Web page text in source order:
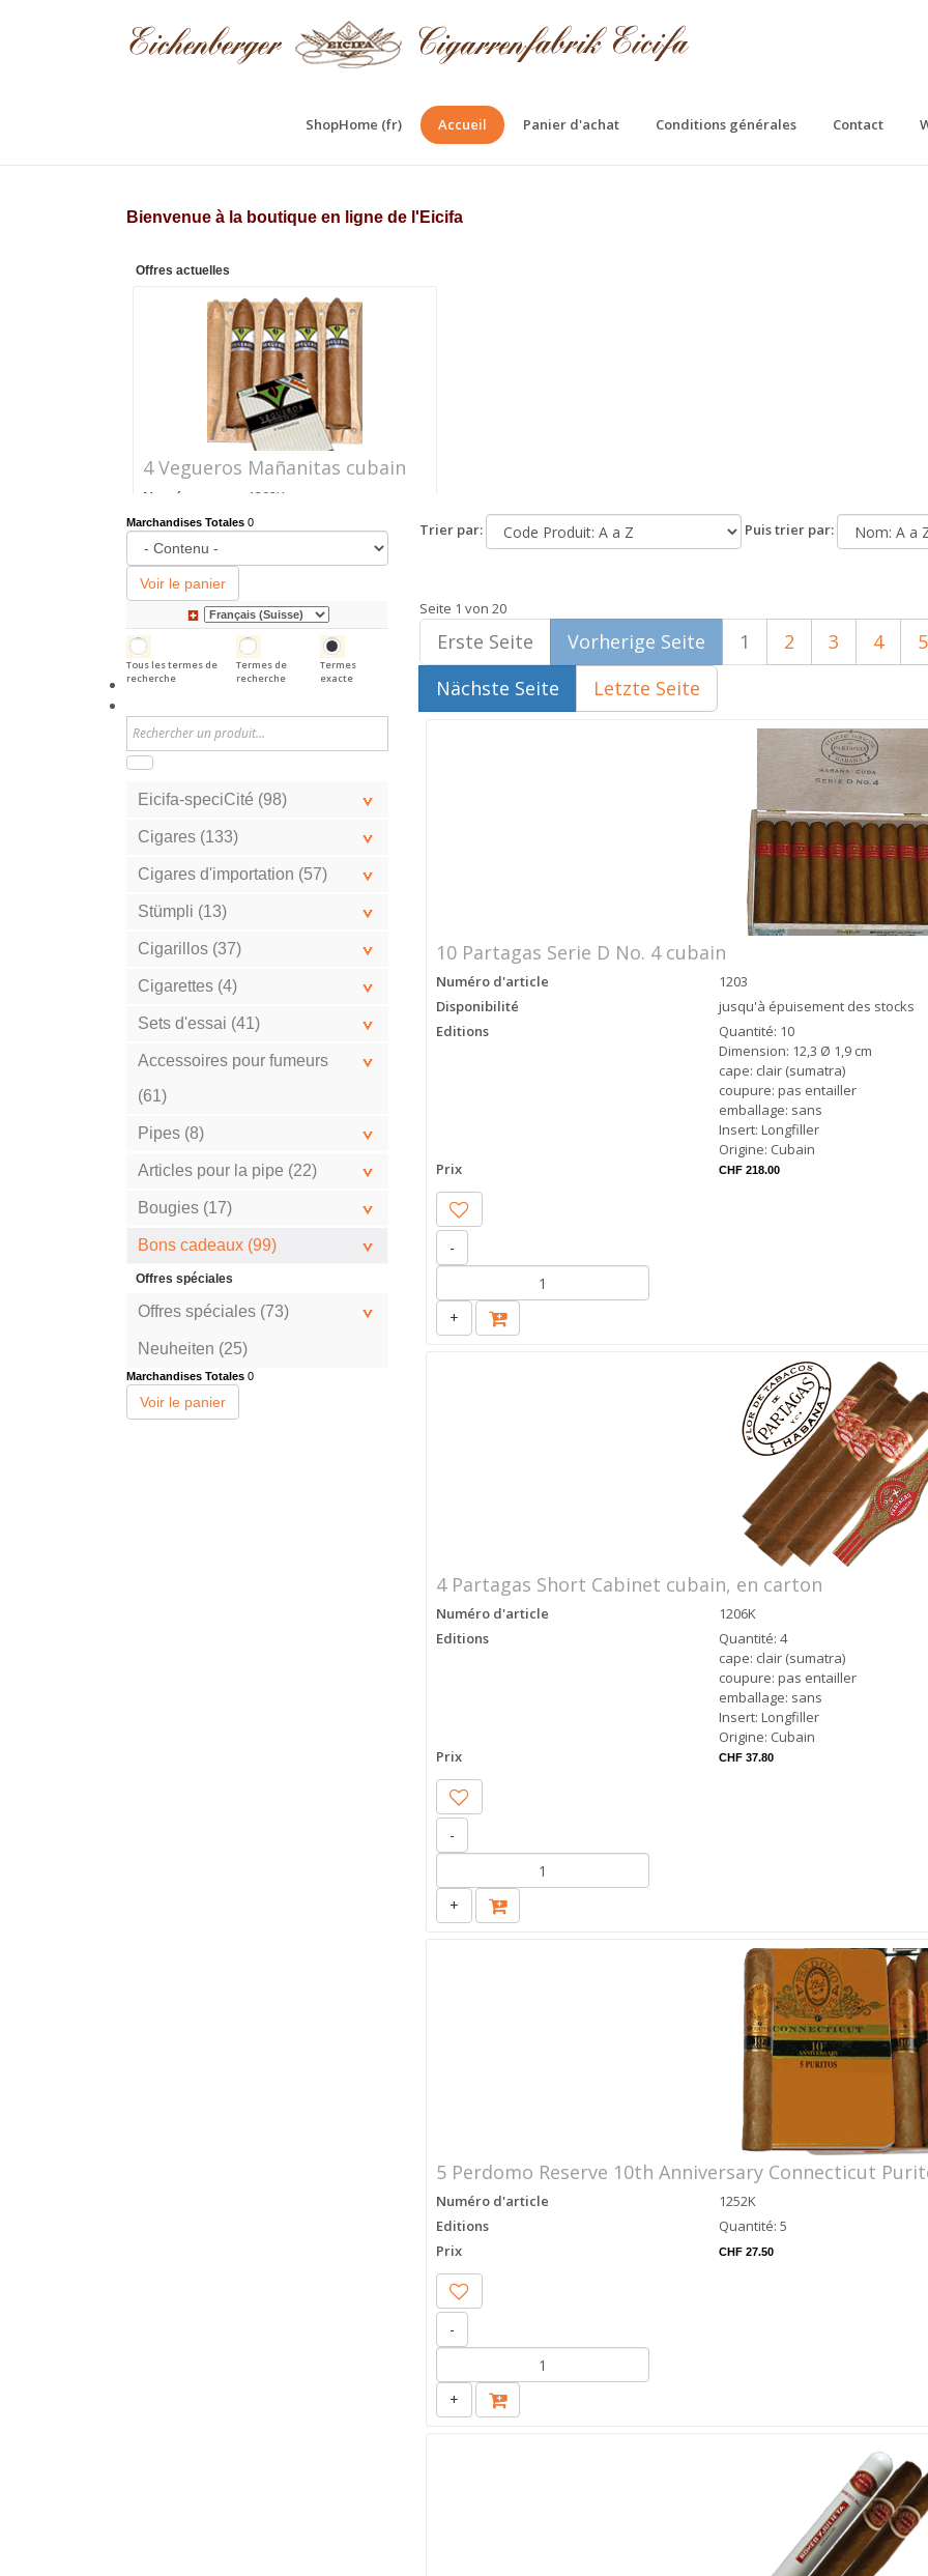
ShopHome (fr) Accueil Panier d'achat Conditions générales Contact
Bienvenue à la boutique en ligne de l'Eicifa
Offres actuelles
4 Vegueros Mañanitas cubain
Numéro
d'article
1292K
Prix
Marchandises Totales 0
Voir le panier
Tous les termes de
recherche
Termes de
recherche
Termes
exacte
Eicifa-speciCité (98)
Cigares (133)
Cigares d'importation (57)
Stümpli (13)
Cigarillos (37)
Cigarettes (4)
Sets d'essai (41)
Accessoires pour fumeurs
(61)
Pipes (8)
Articles pour la pipe (22)
Bougies (17)
Bons cadeaux (99)
Offres spéciales
Offres spéciales (73)
Neuheiten (25)
Marchandises Totales 0
Voir le panier
Trier par: Puis trier par:
Seite 1 von 20
Erste Seite Vorherige Seite 1 2 3 4
5
Nächste Seite
Letzte Seite
10 Partagas Serie D No. 4 cubain
Numéro d'article
1203
Disponibilité
jusqu'à épuisement des stocks
Editions
Quantité: 10
Dimension: 12,3 Ø 1,9 cm
cape: clair (sumatra)
coupure: pas entailler
emballage: sans
Insert: Longfiller
Origine: Cubain
Prix
CHF 218.00
-
+
4 Partagas Short Cabinet cubain, en carton
Numéro d'article
1206K
Editions
Quantité: 4
cape: clair (sumatra)
coupure: pas entailler
emballage: sans
Insert: Longfiller
Origine: Cubain
Prix
CHF 37.80
-
+
5 Perdomo Reserve 10th Anniversary Connecticut
Numéro d'article
1252K
Editions
Quantité: 5
Prix
CHF 27.50
-
+